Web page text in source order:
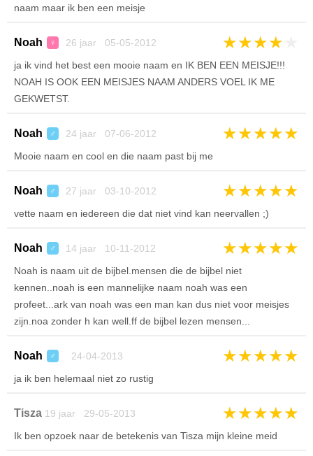
naam maar ik ben een meisje
Noah ♀ 26 jaar 05-05-2012 ★★★★
ja ik vind het best een mooie naam en IK BEN EEN MEISJE!!!
NOAH IS OOK EEN MEISJES NAAM ANDERS VOEL IK ME
GEKWETST.
Noah ♂ 24 jaar 07-06-2012 ★★★★★
Mooie naam en cool en die naam past bij me
Noah ♂ 27 jaar 03-10-2012 ★★★★★
vette naam en iedereen die dat niet vind kan neervallen ;)
Noah ♂ 14 jaar 10-11-2012 ★★★★★
Noah is naam uit de bijbel.mensen die de bijbel niet
kennen..noah is een mannelijke naam noah was een
profeet...ark van noah was een man kan dus niet voor meisjes
zijn.noa zonder h kan well.ff de bijbel lezen mensen...
Noah ♂ 24-04-2013 ★★★★★
ja ik ben helemaal niet zo rustig
Tisza 19 jaar 29-05-2013 ★★★★★
Ik ben opzoek naar de betekenis van Tisza mijn kleine meid